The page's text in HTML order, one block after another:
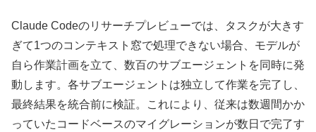
Claude Codeのリサーチプレビューでは、タスクが大きす
ぎて1つのコンテキスト窓で処理できない場合、モデルが
自ら作業計画を立て、数百のサブエージェントを同時に発
動します。各サブエージェントは独立して作業を完了し、
最終結果を統合前に検証。これにより、従来は数週間かか
っていたコードベースのマイグレーションが数日で完了す